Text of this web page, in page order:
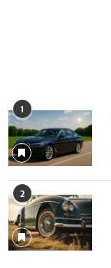
1
2